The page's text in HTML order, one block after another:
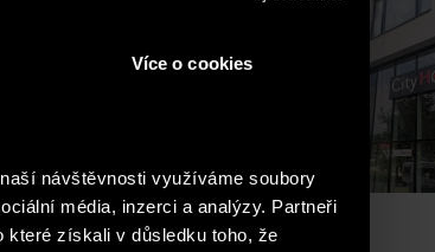
Více o cookies
návštěvnosti využíváme soubory
média, inzerci a analýzy. Partneři
které získali v důsledku toho, že